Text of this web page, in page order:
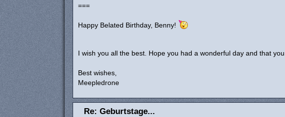
===
Happy Belated Birthday, Benny!
I wish you all the best. Hope you had a wonderful day and that
Best wishes,
Meepledrone
Re: Geburtstage...